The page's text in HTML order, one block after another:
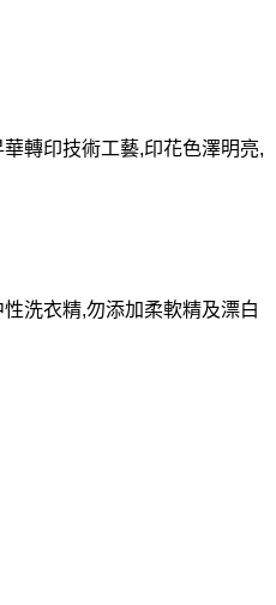
轉印技術工藝,印花色澤明亮,
洗衣精,勿添加柔軟精及漂白